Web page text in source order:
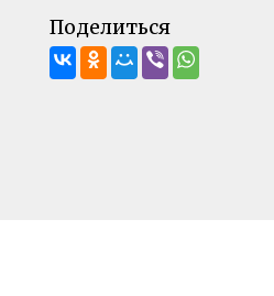
Поделиться